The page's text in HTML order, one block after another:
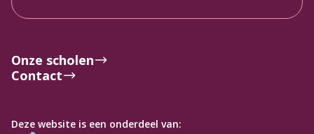
Onze scholen
Contact
Deze website is een onderdeel van: